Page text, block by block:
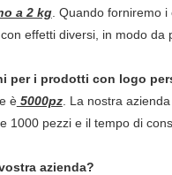
a 2 kg. Quando forniremo i
effetti diversi, in modo
per i prodotti con logo
è5000pz. La nostra
1000 pezzi e il tempo di
azienda?